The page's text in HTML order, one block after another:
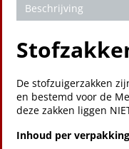
Beschrijving
De stofzuigerzakken
en bestemd voor de
deze zakken liggen
Inhoud per